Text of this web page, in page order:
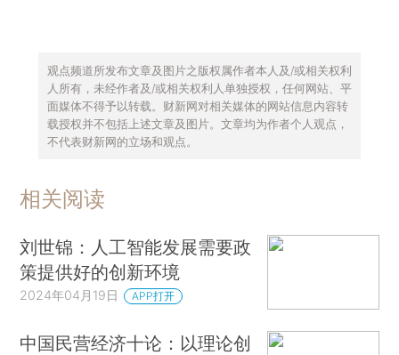
观点频道所发布文章及图片之版权属作者本人及/或相关权利
人所有，未经作者及/或相关权利人单独授权，任何网站、平
面媒体不得予以转载。财新网对相关媒体的网站信息内容转
载授权并不包括上述文章及图片。文章均为作者个人观点，
不代表财新网的立场和观点。
相关阅读
刘世锦：人工智能发展需要政
策提供好的创新环境
2024年04月19日 APP打开
中国民营经济十论：以理论创